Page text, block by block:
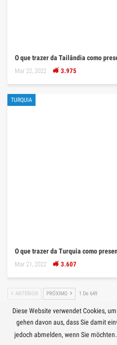
O que trazer da Tailândia como
Mar 22, 2022 3.975
TURQUIA
O que trazer da Turquia como
Mar 21, 2022 3.607
ANTERIOR PRÓXIMO 1 De 649
NACH
Diese Website verwendet Cookies,
gehen davon aus, dass Sie damit
jedoch abmelden, wenn Sie möchten.